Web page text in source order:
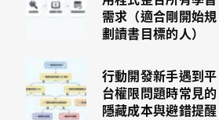
需求（適合剛開始規
劃讀書目標的人）
行動開發新手遇到平
台權限問題時常見的
隱藏成本與避錯提醒